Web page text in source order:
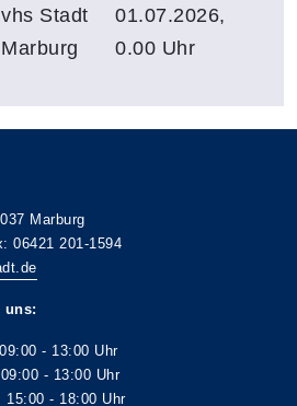
vhs Stadt
Marburg
01.07.2026,
0.00 Uhr
Marburg
06421 201-1594
uns:
- 13:00 Uhr
- 13:00 Uhr
Uhr